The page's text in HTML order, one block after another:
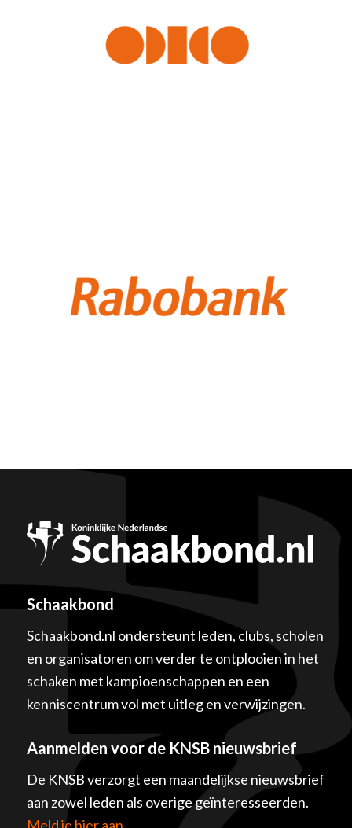
Schaakbond
Schaakbond.nl ondersteunt leden, clubs, scholen
en organisatoren om verder te ontplooien in het
schaken met kampioenschappen en een
kenniscentrum vol met uitleg en verwijzingen.
Aanmelden voor de KNSB nieuwsbrief
De KNSB verzorgt een maandelijkse nieuwsbrief
aan zowel leden als overige geïnteresseerden.